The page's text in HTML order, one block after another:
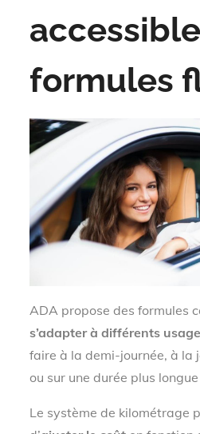
formules
ADA propose des formules
s’adapter à différents
faire à la demi-journée, à la
ou sur une durée plus
Le système de kilométrage